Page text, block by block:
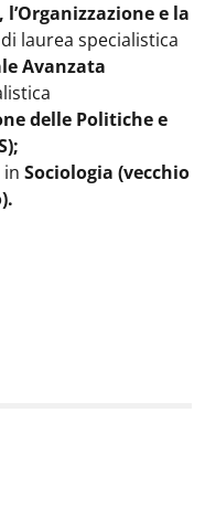
e la
laurea specialistica
Avanzata
delle Politiche e
Sociologia (vecchio